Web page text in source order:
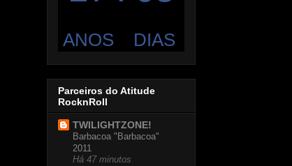
Parceiros do Atitude
RocknRoll
TWILIGHTZONE!
Barbacoa "Barbacoa"
2011
Há 47 minutos